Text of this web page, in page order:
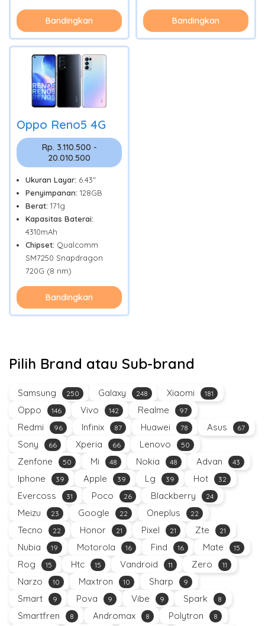
Bandingkan Bandingkan
Oppo Reno5 4G
Rp. 3.110.500 -
20.010.500
Ukuran Layar: 6.43"
Penyimpanan: 128GB
Berat: 171g
Kapasitas Baterai:
4310mAh
Chipset: Qualcomm
SM7250 Snapdragon
720G (8 nm)
Bandingkan
Pilih Brand atau Sub-brand
Samsung 250 Galaxy 248 Xiaomi 181
Oppo 146 Vivo 142 Realme 97
Redmi 96 Infinix 87 Huawei 78 Asus 67
Sony 66 Xperia 66 Lenovo 50
Zenfone 50 Mi 48 Nokia 48 Advan 43
Iphone 39 Apple 39 Lg 39 Hot 32
Evercoss 31 Poco 26 Blackberry 24
Meizu 23 Google 22 Oneplus 22
Tecno 22 Honor 21 Pixel 21 Zte 21
Nubia 19 Motorola 16 Find 16 Mate 15
Rog 15 Htc 15 Vandroid 11 Zero 11
Narzo 10 Maxtron 10 Sharp 9
Smart 9 Pova 9 Vibe 9 Spark 8
Smartfren 8 Andromax 8 Polytron 8